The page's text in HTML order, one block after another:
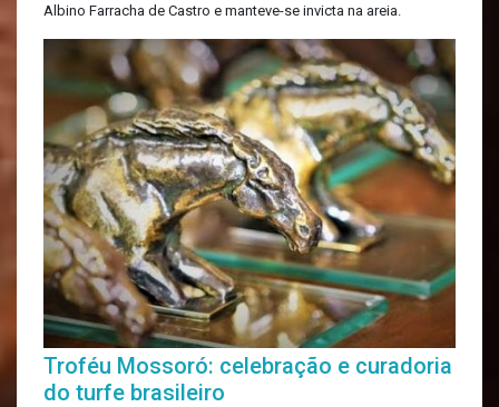
Albino Farracha de Castro e manteve-se invicta na areia.
Troféu Mossoró: celebração e curadoria
do turfe brasileiro